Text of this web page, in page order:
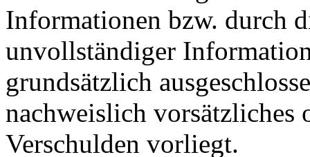
Informationen bzw. durch
unvollständiger
grundsätzlich
nachweislich vorsätzliches
Verschulden vorliegt.